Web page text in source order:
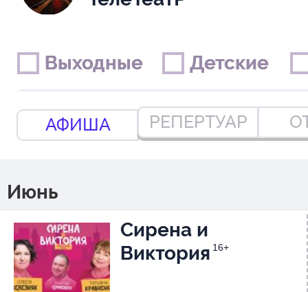
АФИША РЕПЕРТУАР
Выходные
Выходные Детские
Детские
Июнь
Сирена и
Виктория 16+